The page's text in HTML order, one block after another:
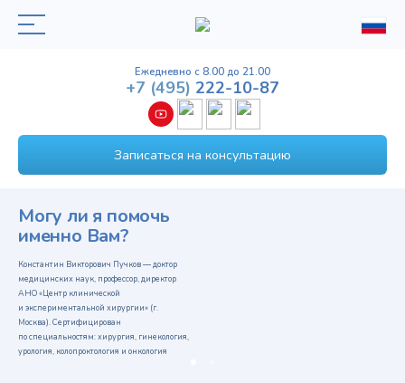
Ежедневно с 8.00 до 21.00
Записаться на консультацию
+7 (495) 222-10-87
Могу ли я помочь
именно Вам?
Константин Викторович Пучков — доктор
медицинских наук, профессор, директор
АНО «Центр клинической
и экспериментальной хирургии» (г.
Москва). Сертифицирован
по специальностям: хирургия, гинекология,
урология, колопроктология и онкология